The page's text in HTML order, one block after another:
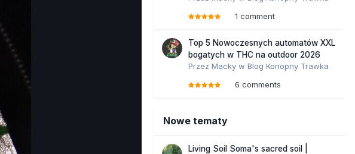
1 comment
Top 5 Nowoczesnych automatów XXL
bogatych w THC na outdoor 2026
Przez Macky w Blog Konopny Trawka
6 comments
Nowe tematy
Living Soil Soma's sacred soil |